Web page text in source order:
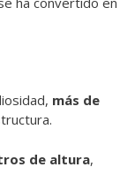
más de
de altura,